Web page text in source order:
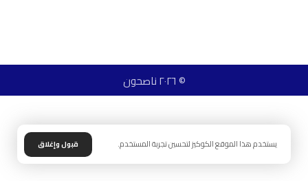
© ٢٠٢٦ ناصحون
يستخدم هذا الموقع الكوكيز لتحسين تجربة المستخدم. قبول وإغلاق